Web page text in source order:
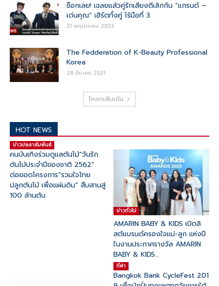
ช็อกเลย! เฉลยแล้วคู่รักเสียงดีเลิกกัน “แกรนด์ –
เด่นคุณ” เฮิร์ตทั้งคู่ ไร้มือที่ 3
21 พฤษภาคม 2023
The Fedderation of K-Beauty Professional
Korea
26 มีนาคม 2021
โหลดเพิ่มเติม
HOT NEWS
ข่าวประชาสัมพันธ์
คนบันเทิงร่วมดูแลต้นไม้“วันรัก
ต้นไม้ประจำปีของชาติ 2562”
ต่อยอดโครงการ“รวมใจไทย
ปลูกต้นไม้ เพื่อแผ่นดิน” สืบสานสู่
100 ล้านต้น
ข่าวทั่วไป
AMARIN BABY & KIDS เปิดลิ
สต์แบรนด์ครองใจแม่-ลูก แห่งปี
ในงานประกาศรางวัล AMARIN
BABY & KIDS...
กีฬา
Bangkok Bank CycleFest 201